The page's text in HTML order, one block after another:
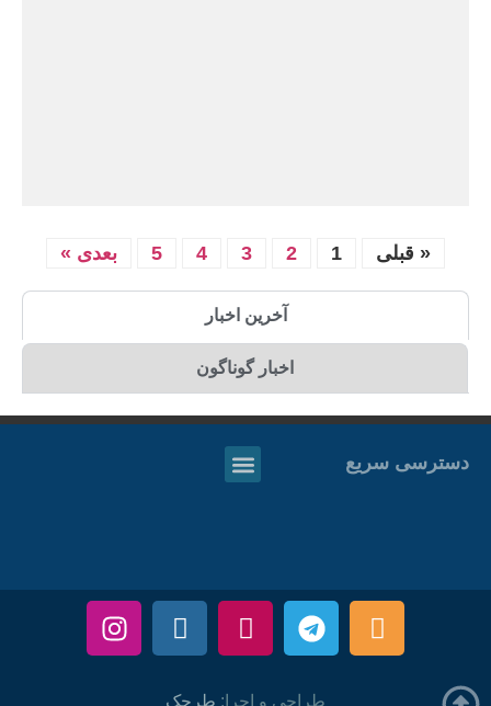
« قبلی 1
2
3
4
5 بعدی »
آخرین اخبار
اخبار گوناگون
دسترسی سریع
طراحی و اجرا: طرحک